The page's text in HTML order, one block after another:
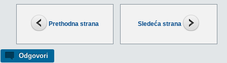
Prethodna strana Sledeća strana
Odgovori